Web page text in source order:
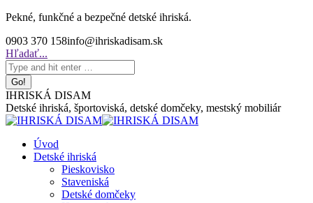
Skip
content
Pekné, funkčné a bezpečné detské ihriská.
0903 370 158info@ihriskadisam.sk
Search:
Hľadať...
IHRISKÁ DISAM
Detské ihriská, športoviská, detské domčeky, mestský mobiliár
Úvod
Detské ihriská
Pieskovisko
Staveniská
Detské domčeky